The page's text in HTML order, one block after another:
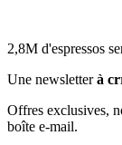
2,8M d'espressos
Une newsletterà
Offres exclusives,
boîte e-mail.